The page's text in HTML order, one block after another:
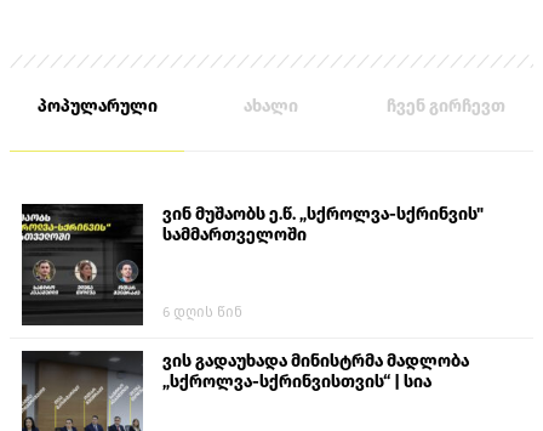
პოპულარული ახალი ჩვენ გირჩევთ
ვინ მუშაობს ე.წ. „სქროლვა-სქრინვის"
სამმართველოში
6 დღის წინ
ვის გადაუხადა მინისტრმა მადლობა
„სქროლვა-სქრინვისთვის“ | სია